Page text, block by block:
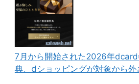
7月から開始された2026年
典、dショッピングが対象から外